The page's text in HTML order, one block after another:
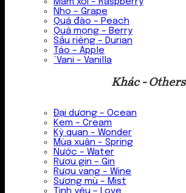
Nho – Grape
Quả đào – Peach
Quả mọng – Berry
Sầu riêng – Durian
Táo – Apple
`Vani – Vanilla
Khác - Others
Đại dương – Ocean
Kem – Cream
Kỳ quan – Wonder
Mùa xuân – Spring
Nước – Water
Rượu gin – Gin
Rượu vang – Wine
Sương mù – Mist
Tình yêu – Love